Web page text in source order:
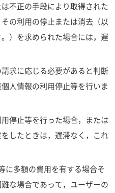
不正の手段により取得された
の利用の停止または消去（以
）を求められた場合には，遅
求に応じる必要があると判断
人情報の利用停止等を行いま
停止等を行った場合，または
したときは，遅滞なく，これ
に多額の費用を有する場合そ
な場合であって，ユーザーの